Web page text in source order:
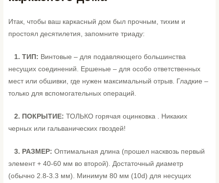
Итак, чтобы ваш каркасный дом был прочным, тихим и
простоял десятилетия, запомните триаду:
1. ТИП: Винтовые – для подавляющего большинства
несущих соединений. Ершеные – для особо ответственных
мест или обшивки, где нужен максимальный отрыв. Гладкие –
только для вспомогательных операций.
2. ПОКРЫТИЕ: ТОЛЬКО горячая оцинковка . Никаких
черных или гальванических гвоздей!
3. РАЗМЕР: Оптимальная длина (прошел насквозь первый
элемент + 40-60 мм во второй). Достаточный диаметр
(обычно 2.8-3.3 мм). Минимум 80 мм (10d) для несущих